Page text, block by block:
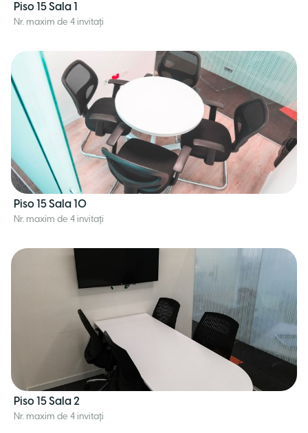
Piso 15 Sala 1
Nr. maxim de 4 invitați
Piso 15 Sala 10
Nr. maxim de 4 invitați
Piso 15 Sala 2
Nr. maxim de 4 invitați